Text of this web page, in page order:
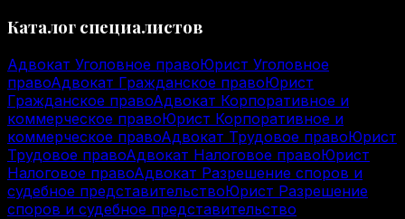
Каталог специалистов
Адвокат Уголовное правоЮрист Уголовное
правоАдвокат Гражданское правоЮрист
Гражданское правоАдвокат Корпоративное и
коммерческое правоЮрист Корпоративное и
коммерческое правоАдвокат Трудовое правоЮрист
Трудовое правоАдвокат Налоговое правоЮрист
Налоговое правоАдвокат Разрешение споров и
судебное представительствоЮрист Разрешение
споров и судебное представительство